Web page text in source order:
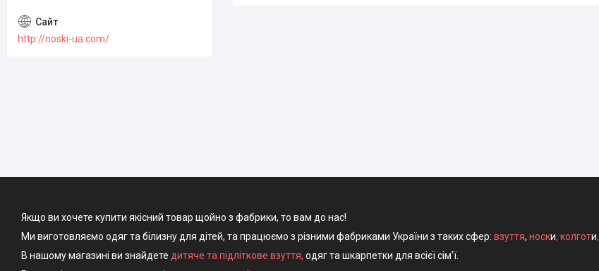
http://noski-ua.com/
Якщо ви хочете купити якісний товар щойно з фабрики, то вам до нас!
Ми виготовляємо одяг та білизну для дітей, та працюємо з різними фабриками України з таких сфер: взуття, носки, колготи,
В нашому магазині ви знайдете дитяче та підліткове взуття, одяг та шкарпетки для всієї сім'ї.